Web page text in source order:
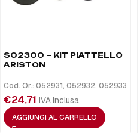
S02300 – KIT PIATTELLO
ARISTON
Cod. Or.: 052931, 052932, 052933
€24,71 IVA inclusa
AGGIUNGI AL CARRELLO